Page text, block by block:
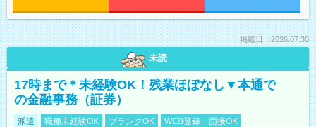
掲載日：2026.07.30
未読
17時まで＊未経験OK！残業ほぼなし▼本通で
の金融事務（証券）
派遣 職種未経験OK ブランクOK WEB登録・面接OK